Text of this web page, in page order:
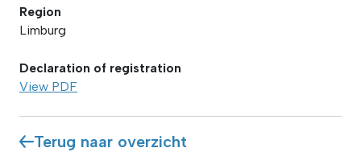
Region
Limburg
Declaration of registration
View PDF
Terug naar overzicht